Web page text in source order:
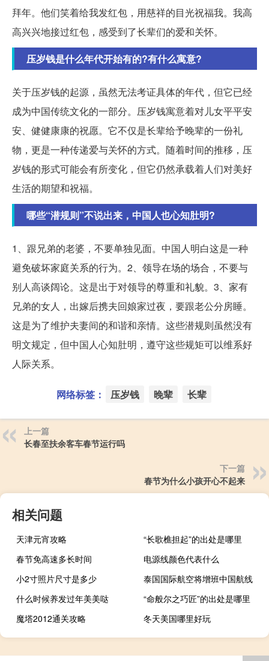
拜年。他们笑着给我发红包，用慈祥的目光祝福我。我高
高兴兴地接过红包，感受到了长辈们的爱和关怀。
压岁钱是什么年代开始有的?有什么寓意?
关于压岁钱的起源，虽然无法考证具体的年代，但它已经
成为中国传统文化的一部分。压岁钱寓意着对儿女平平安
安、健健康康的祝愿。它不仅是长辈给予晚辈的一份礼
物，更是一种传递爱与关怀的方式。随着时间的推移，压
岁钱的形式可能会有所变化，但它仍然承载着人们对美好
生活的期望和祝福。
哪些“潜规则”不说出来，中国人也心知肚明?
1、跟兄弟的老婆，不要单独见面。中国人明白这是一种
避免破坏家庭关系的行为。2、领导在场的场合，不要与
别人高谈阔论。这是出于对领导的尊重和礼貌。3、家有
兄弟的女人，出嫁后携夫回娘家过夜，要跟老公分房睡。
这是为了维护夫妻间的和谐和亲情。这些潜规则虽然没有
明文规定，但中国人心知肚明，遵守这些规矩可以维系好
人际关系。
网络标签： 压岁钱 晚辈 长辈
上一篇
长春至扶余客车春节运行吗
下一篇
春节为什么小孩开心不起来
相关问题
天津元宵攻略
“长歌樵担起”的出处是哪里
春节免高速多长时间
电源线颜色代表什么
小2寸照片尺寸是多少
泰国国际航空将增班中国航线
什么时候养发过年美美哒
“命般尔之巧匠”的出处是哪里
魔塔2012通关攻略
冬天美国哪里好玩